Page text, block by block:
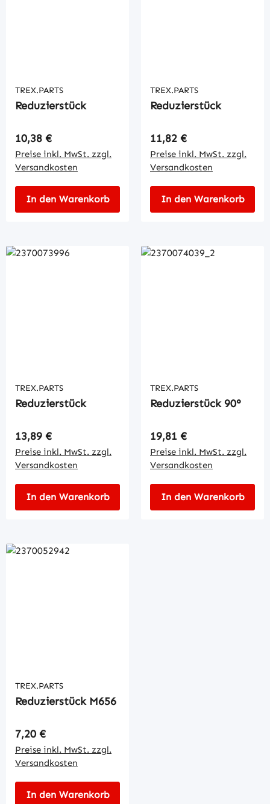
TREX.PARTS
Reduzierstück
Regulärer Preis:
10,38 €
Preise inkl. MwSt. zzgl.
Versandkosten
In den Warenkorb
TREX.PARTS
Reduzierstück
Regulärer Preis:
11,82 €
Preise inkl. MwSt. zzgl.
Versandkosten
In den Warenkorb
TREX.PARTS
Reduzierstück
Regulärer Preis:
13,89 €
Preise inkl. MwSt. zzgl.
Versandkosten
In den Warenkorb
TREX.PARTS
Reduzierstück 90°
Regulärer Preis:
19,81 €
Preise inkl. MwSt. zzgl.
Versandkosten
In den Warenkorb
TREX.PARTS
Reduzierstück M656
Regulärer Preis:
7,20 €
Preise inkl. MwSt. zzgl.
Versandkosten
In den Warenkorb